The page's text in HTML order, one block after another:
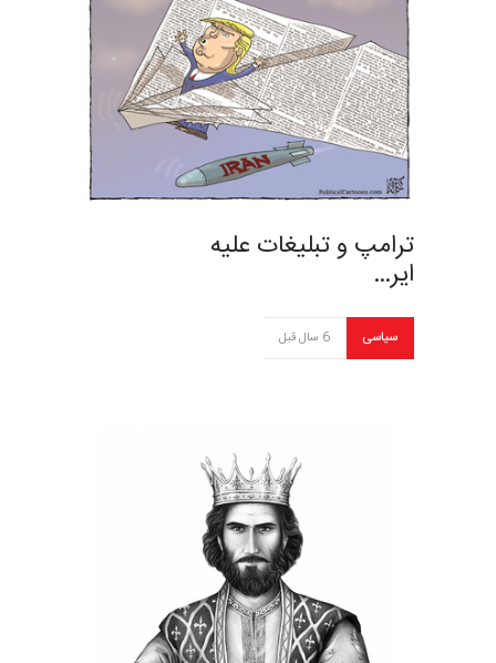
ترامپ و تبلیغات علیه
ایر…
سیاسی 6 سال قبل